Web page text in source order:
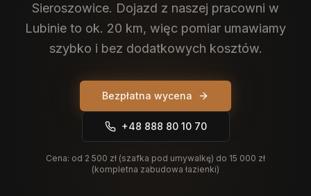
Sieroszowice. Dojazd z naszej pracowni w
Lubinie to ok. 20 km, więc pomiar umawiamy
szybko i bez dodatkowych kosztów.
Bezpłatna wycena
+48 888 80 10 70
Cena: od 2 500 zł (szafka pod umywalkę) do 15 000 zł
(kompletna zabudowa łazienki)